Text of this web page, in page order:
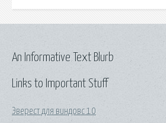
Links to Important Stuff
Эверест для виндовс 10
An Informative Text Blurb